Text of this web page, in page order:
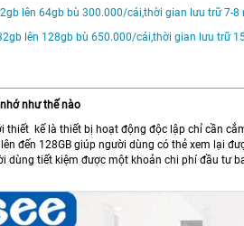
lên 64gb bù 300.000/cái,thời gian lưu trữ 7-8
lên 128gb bù 650.000/cái,thời gian lưu trữ
như thế nào
thiết kế là thiết bị hoạt động độc lập chỉ cần
đến 128GB giúp người dùng có thẻ xem lại
dùng tiết kiệm được một khoản chi phí đầu tư